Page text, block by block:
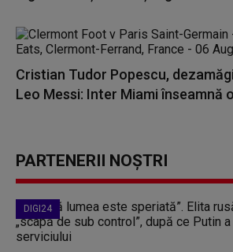
Cristian Tudor Popescu,
Leo Messi: Inter Miami înseamnă
PARTENERII NOȘTRI
DIGI24